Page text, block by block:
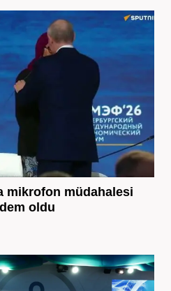
mikrofon müdahalesi
oldu